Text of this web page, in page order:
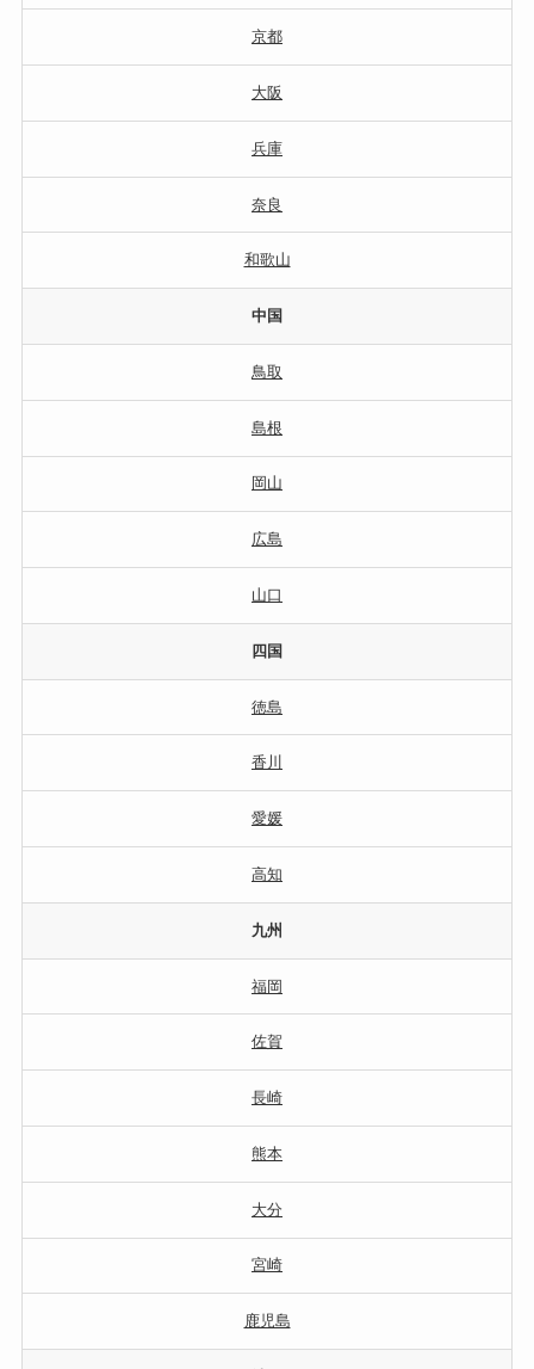
京都
大阪
兵庫
奈良
和歌山
中国
鳥取
島根
岡山
広島
山口
四国
徳島
香川
愛媛
高知
九州
福岡
佐賀
長崎
熊本
大分
宮崎
鹿児島